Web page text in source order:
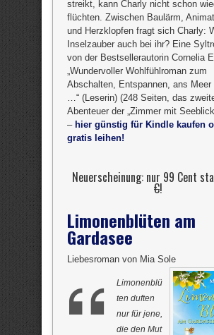
streikt, kann Charly nicht schon
flüchten. Zwischen Baulärm,
und Herzklopfen fragt sich Charly:
Inselzauber auch bei ihr? Eine
von der Bestsellerautorin Cornelia
„Wundervoller Wohlfühlroman zum
Abschalten, Entspannen, ans Meer
…“ (Leserin) (248 Seiten, das
Abenteuer der „Zimmer mit
– hier günstig für Kindle kaufen
gratis leihen!
Neuerscheinung: nur 99 Cent
€!
Limonenblüten am
Gardasee
Liebesroman von Mia Sole
Limonenblü
ten duften
nur für jene,
die den Mut